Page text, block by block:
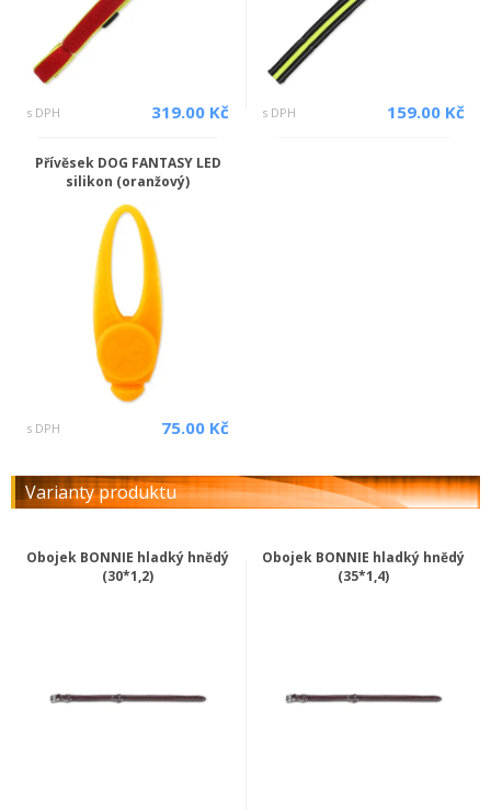
s DPH 319.00 Kč s DPH 159.00 Kč
Přívěsek DOG FANTASY LED
silikon (oranžový)
s DPH 75.00 Kč
Varianty produktu
Obojek BONNIE hladký hnědý
(30*1,2)
Obojek BONNIE hladký hnědý
(35*1,4)